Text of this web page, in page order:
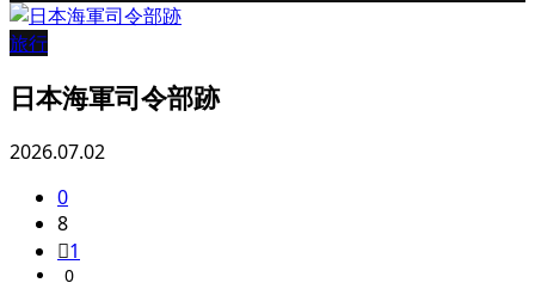
旅行
日本海軍司令部跡
2026.07.02
0
8
1
0